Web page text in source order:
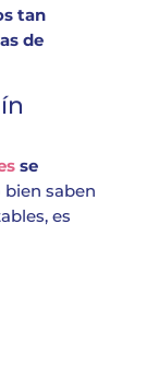
tan
de
se
saben
es